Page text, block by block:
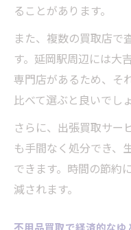
ることがあります。
また、複数の買取店で
す。延岡駅周辺には大
専門店があるため、そ
比べて選ぶと良いでしょ
さらに、出張買取サー
も手間なく処分でき、
できます。時間の節約
減されます。
不用品買取で経済的な